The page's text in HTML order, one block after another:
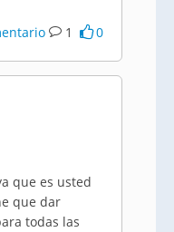
1 0
que es usted
que dar
todas las